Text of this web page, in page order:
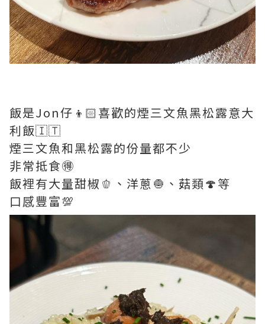
飯是Jon仔👦🏻喜歡的煙三文魚黑松露意大
利飯🇮🇹
煙三文魚和黑松露的份量都不少
非常抵食🉐
飯裡有大量甜椒🫑、洋蔥🧅、菇類🍄等
口感豐富💯